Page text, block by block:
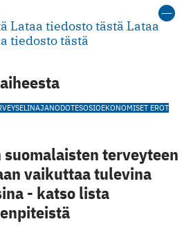
Lataa tiedosto tästä Lataa
tiedosto tästä
ELINAJANODOTESOSIOEKONOMISET EROT
suomalaisten terveyteen
vaikuttaa tulevina
- katso lista